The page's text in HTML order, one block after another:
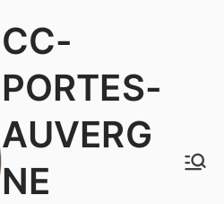
CC-
PORTES-
AUVERG
NE